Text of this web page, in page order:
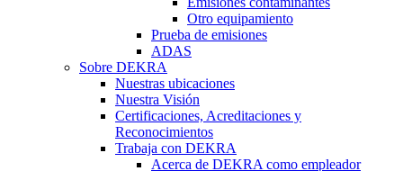
Otro equipamiento
Prueba de emisiones
ADAS
Sobre DEKRA
Nuestras ubicaciones
Nuestra Visión
Certificaciones, Acreditaciones y
Reconocimientos
Trabaja con DEKRA
Acerca de DEKRA como empleador